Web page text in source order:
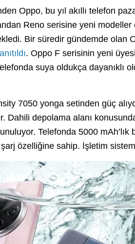
Oppo, bu yıl akıllı telefon
Reno serisine yeni modeller
Bir süredir gündemde olan
. Oppo F serisinin yeni
suya oldukça dayanıklı
7050 yonga setinden güç
Dahili depolama alanı
Telefonda 5000 mAh’lık
özelliğine sahip. İşletim